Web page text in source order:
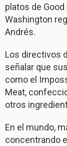
platos de
Washington
Andrés.
Los directivos
señalar que
como el
Meat,
otros
En el mundo,
concentrando